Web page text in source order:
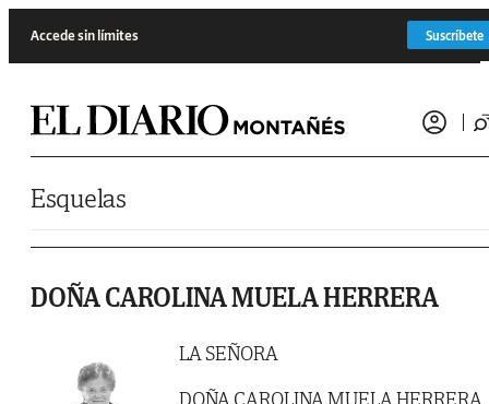
Accede sin límites Suscríbete
Esquelas
DOÑA CAROLINA MUELA HERRERA
LA SEÑORA